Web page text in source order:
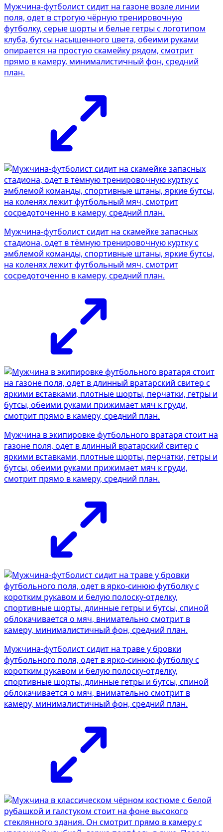
Мужчина-футболист сидит на газоне возле линии
поля, одет в строгую чёрную тренировочную
футболку, серые шорты и белые гетры с логотипом
клуба, бутсы насыщенного цвета, обеими руками
опирается на простую скамейку рядом, смотрит
прямо в камеру, минималистичный фон, средний
план.
Мужчина-футболист сидит на скамейке запасных
стадиона, одет в тёмную тренировочную куртку с
эмблемой команды, спортивные штаны, яркие бутсы,
на коленях лежит футбольный мяч, смотрит
сосредоточенно в камеру, средний план.
Мужчина в экипировке футбольного вратаря стоит на
газоне поля, одет в длинный вратарский свитер с
яркими вставками, плотные шорты, перчатки, гетры и
бутсы, обеими руками прижимает мяч к груди,
смотрит прямо в камеру, средний план.
Мужчина-футболист сидит на траве у бровки
футбольного поля, одет в ярко-синюю футболку с
коротким рукавом и белую полоску-отделку,
спортивные шорты, длинные гетры и бутсы, спиной
облокачивается о мяч, внимательно смотрит в
камеру, минималистичный фон, средний план.